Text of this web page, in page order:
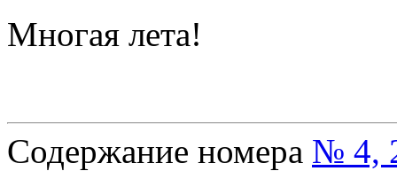
Многая лета!
Содержание номера № 4,